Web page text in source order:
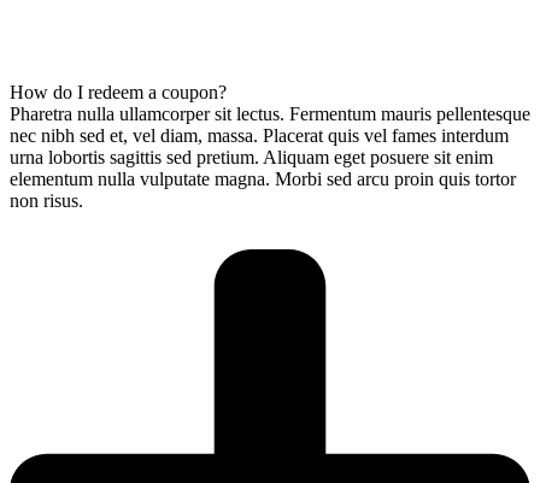
How do I redeem a coupon?
Pharetra nulla ullamcorper sit lectus. Fermentum mauris pellentesque
nec nibh sed et, vel diam, massa. Placerat quis vel fames interdum
urna lobortis sagittis sed pretium. Aliquam eget posuere sit enim
elementum nulla vulputate magna. Morbi sed arcu proin quis tortor
non risus.